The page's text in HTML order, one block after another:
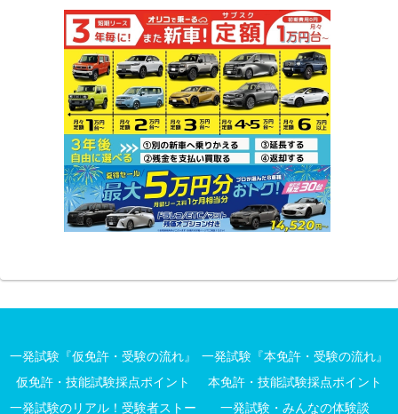
一発試験『仮免許・受験の流れ』
一発試験『本免許・受験の流れ』
仮免許・技能試験採点ポイント
本免許・技能試験採点ポイント
一発試験のリアル！受験者ストー
一発試験・みんなの体験談